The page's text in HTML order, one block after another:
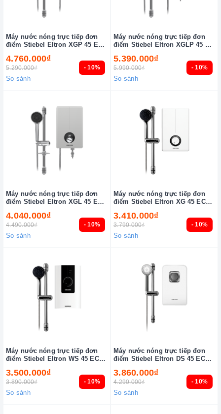
- 10%
Máy nước nóng trực tiếp đơn
điểm Stiebel Eltron XGP 45 EC
4.760.000₫
5.290.000₫
So sánh
- 10%
Máy nước nóng trực tiếp đơn
điểm Stiebel Eltron XGLP 45 EC
5.390.000₫
5.990.000₫
So sánh
- 10%
Máy nước nóng trực tiếp đơn
điểm Stiebel Eltron XGL 45 EC
4.040.000₫
4.490.000₫
So sánh
- 10%
Máy nước nóng trực tiếp đơn
điểm Stiebel Eltron XG 45 EC
3.410.000₫
3.790.000₫
So sánh
- 10%
Máy nước nóng trực tiếp đơn
điểm Stiebel Eltron WS 45 EC
3.500.000₫
3.890.000₫
So sánh
- 10%
Máy nước nóng trực tiếp đơn
điểm Stiebel Eltron DS 45 EC
3.860.000₫
4.290.000₫
So sánh